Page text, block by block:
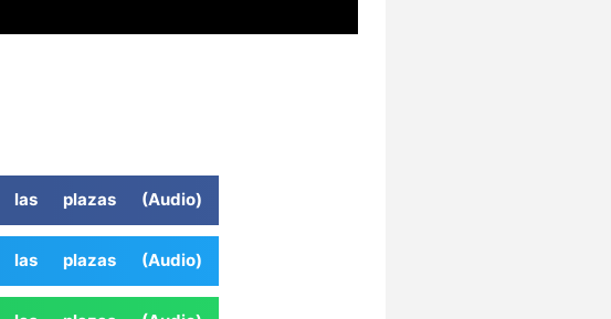
plazas (Audio)
plazas (Audio)